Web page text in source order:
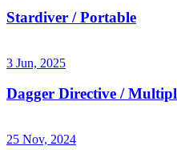
Stardiver / Portable
3 Jun, 2025
Dagger Directive /
25 Nov, 2024